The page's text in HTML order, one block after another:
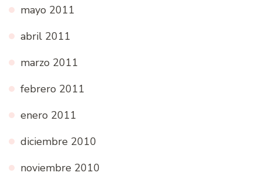
mayo 2011
abril 2011
marzo 2011
febrero 2011
enero 2011
diciembre 2010
noviembre 2010